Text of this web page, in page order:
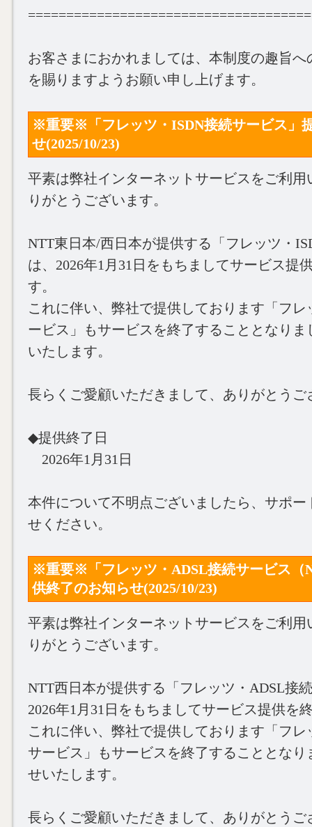
お客さまにおかれましては、本制度の趣旨へ
を賜りますようお願い申し上げます。
※重要※「フレッツ・ISDN接続サービス」
せ(2025/10/23)
平素は弊社インターネットサービスをご利用
りがとうございます。
NTT東日本/西日本が提供する「フレッツ・
は、2026年1月31日をもちましてサービス提
す。
これに伴い、弊社で提供しております「フレ
ービス」もサービスを終了することとなりま
いたします。
長らくご愛顧いただきまして、ありがとうご
◆提供終了日
2026年1月31日
本件について不明点ございましたら、サポー
せください。
※重要※「フレッツ・ADSL接続サービス（
供終了のお知らせ(2025/10/23)
平素は弊社インターネットサービスをご利用
りがとうございます。
NTT西日本が提供する「フレッツ・ADSL接
2026年1月31日をもちましてサービス提供を
これに伴い、弊社で提供しております「フレ
サービス」もサービスを終了することとなり
せいたします。
長らくご愛顧いただきまして、ありがとうご